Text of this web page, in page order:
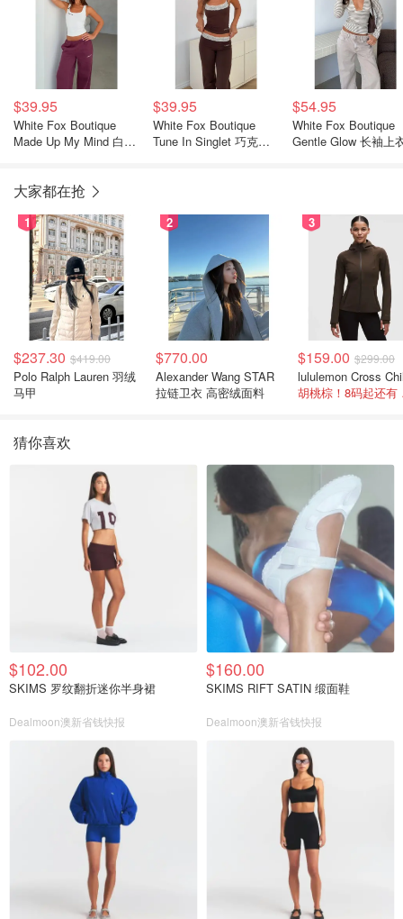
$39.95
White Fox Boutique
Made Up My Mind 白色
$39.95
White Fox Boutique
Tune In Singlet 巧克力
$54.95
White Fox Boutique
Gentle Glow 长袖上
大家都在抢
1
$237.30 $419.00
Polo Ralph Lauren 羽绒
马甲
2
$770.00
Alexander Wang STAR
拉链卫衣 高密绒面料
3
$159.00 $299.00
猜你喜欢
$102.00
SKIMS 罗纹翻折迷你半身裙
Dealmoon澳新省钱快报
$160.00
SKIMS RIFT SATIN 缎面鞋
Dealmoon澳新省钱快报